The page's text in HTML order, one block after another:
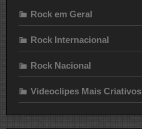
Rock em Geral
Rock Internacional
Rock Nacional
Videoclipes Mais Criativos